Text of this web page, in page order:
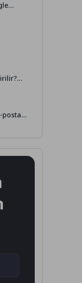
posta